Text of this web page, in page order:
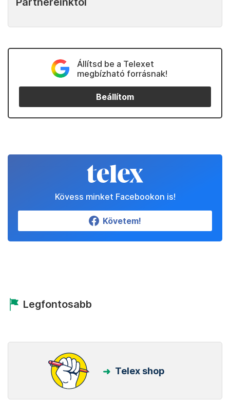
Állítsd be a Telexet
megbízható forrásnak!
Beállítom
Kövess minket Facebookon is!
Követem!
Legfontosabb
Telex shop